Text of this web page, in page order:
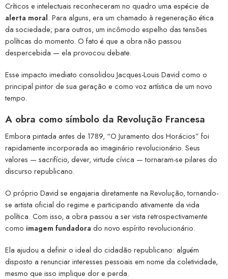
Críticos e intelectuais reconheceram no quadro uma espécie de
alerta moral. Para alguns, era um chamado à regeneração ética
da sociedade; para outros, um incômodo espelho das tensões
políticas do momento. O fato é que a obra não passou
despercebida — ela provocou debate.
Esse impacto imediato consolidou Jacques-Louis David como o
principal pintor de sua geração e como voz artística de um novo
tempo.
A obra como símbolo da Revolução Francesa
Embora pintada antes de 1789, “O Juramento dos Horácios” foi
rapidamente incorporada ao imaginário revolucionário. Seus
valores — sacrifício, dever, virtude cívica — tornaram-se pilares do
discurso republicano.
O próprio David se engajaria diretamente na Revolução, tornando-
se artista oficial do regime e participando ativamente da vida
política. Com isso, a obra passou a ser vista retrospectivamente
como imagem fundadora do novo espírito revolucionário.
Ela ajudou a definir o ideal do cidadão republicano: alguém
disposto a renunciar interesses pessoais em nome da coletividade,
mesmo que isso implique dor e perda.